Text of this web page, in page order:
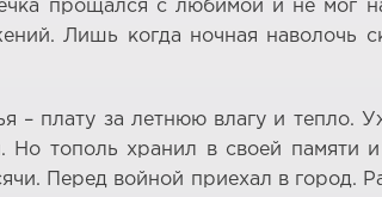
прощался с любимой и не мог
Лишь когда ночная наволочь
– плату за летнюю влагу и
Но тополь хранил в своей
Перед войной приехал в город.